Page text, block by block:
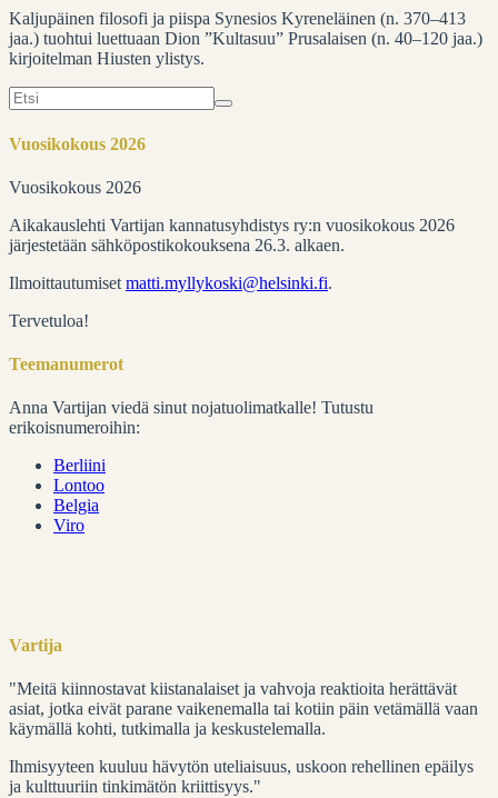
Kaljupäinen filosofi ja piispa Synesios Kyreneläinen (n. 370–413
jaa.) tuohtui luettuaan Dion ”Kultasuu” Prusalaisen (n. 40–120 jaa.)
kirjoitelman Hiusten ylistys.
Search
for:
Vuosikokous 2026
Vuosikokous 2026
Aikakauslehti Vartijan kannatusyhdistys ry:n vuosikokous 2026
järjestetään sähköpostikokouksena 26.3. alkaen.
Ilmoittautumiset matti.myllykoski@helsinki.fi.
Tervetuloa!
Teemanumerot
Anna Vartijan viedä sinut nojatuolimatkalle! Tutustu
erikoisnumeroihin:
Berliini
Lontoo
Belgia
Viro
Vartija
"Meitä kiinnostavat kiistanalaiset ja vahvoja reaktioita herättävät
asiat, jotka eivät parane vaikenemalla tai kotiin päin vetämällä vaan
käymällä kohti, tutkimalla ja keskustelemalla.
Ihmisyyteen kuuluu hävytön uteliaisuus, uskoon rehellinen epäilys
ja kulttuuriin tinkimätön kriittisyys."